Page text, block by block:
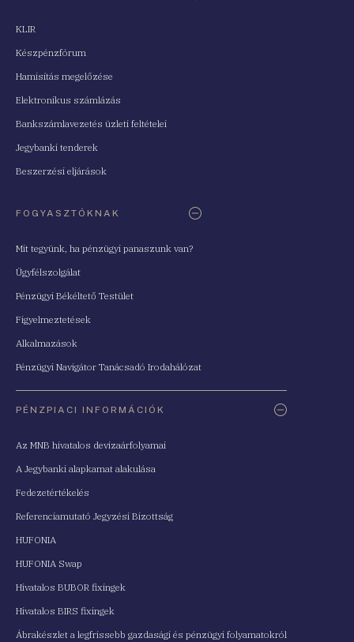
KLIR
Készpénzfórum
Hamisítás megelőzése
Elektronikus számlázás
Bankszámlavezetés üzleti feltételei
Jegybanki tenderek
Beszerzési eljárások
FOGYASZTÓKNAK
Mit tegyünk, ha pénzügyi panaszunk van?
Ügyfélszolgálat
Pénzügyi Békéltető Testület
Figyelmeztetések
Alkalmazások
Pénzügyi Navigátor Tanácsadó Irodahálózat
PÉNZPIACI INFORMÁCIÓK
Az MNB hivatalos devizaárfolyamai
A Jegybanki alapkamat alakulása
Fedezetértékelés
Referenciamutató Jegyzési Bizottság
HUFONIA
HUFONIA Swap
Hivatalos BUBOR fixingek
Hivatalos BIRS fixingek
Ábrakészlet a legfrissebb gazdasági és pénzügyi folyamatokról